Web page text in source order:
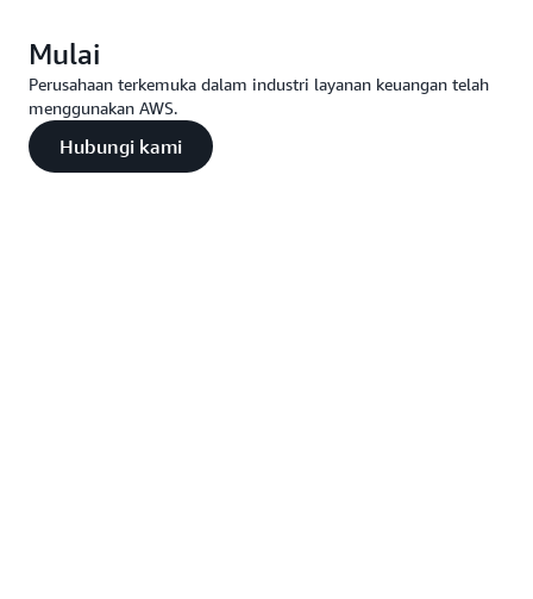
Mulai
Perusahaan terkemuka dalam industri layanan keuangan telah
menggunakan AWS.
Hubungi kami